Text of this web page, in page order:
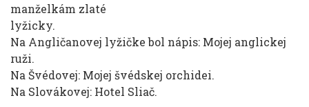
manželkám zlaté
lyžicky.
Na Angličanovej lyžičke bol nápis: Mojej anglickej
ruži.
Na Švédovej: Mojej švédskej orchidei.
Na Slovákovej: Hotel Sliač.